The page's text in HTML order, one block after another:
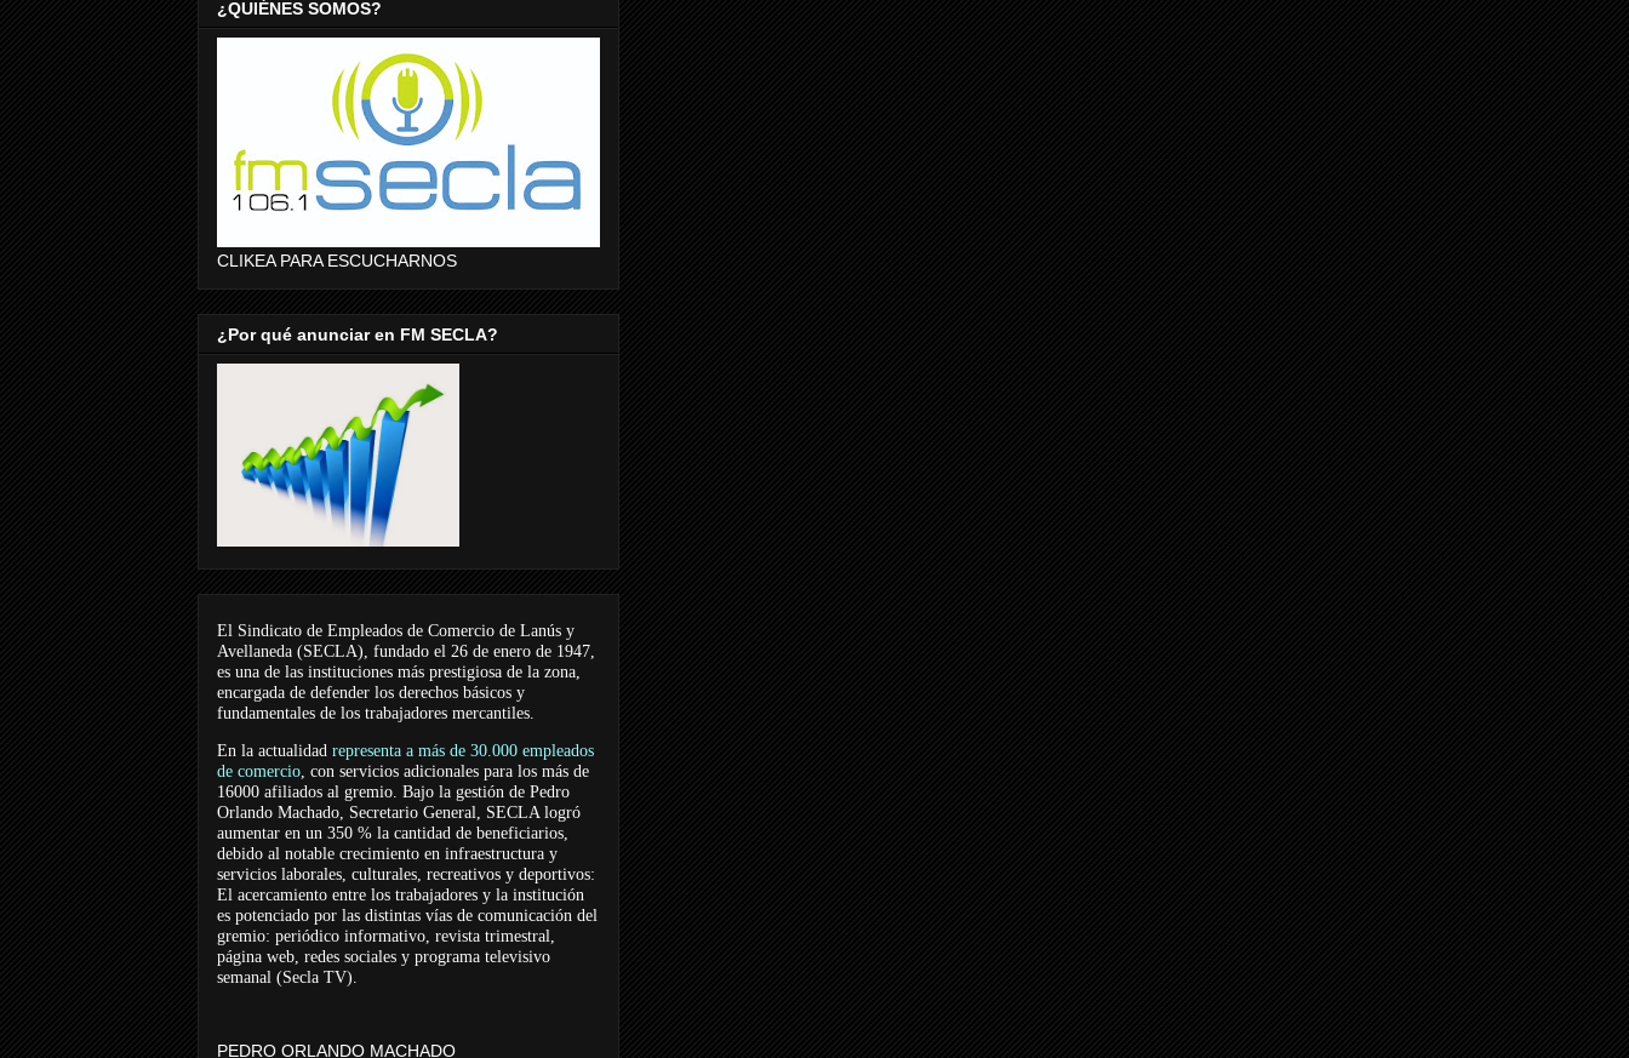
¿QUIÉNES SOMOS?
CLIKEA PARA ESCUCHARNOS
¿Por qué anunciar en FM SECLA?
El Sindicato de Empleados de Comercio de Lanús y
Avellaneda (SECLA), fundado el 26 de enero de 1947,
es una de las instituciones más prestigiosa de la zona,
encargada de defender los derechos básicos y
fundamentales de los trabajadores mercantiles.
En la actualidad representa a más de 30.000 empleados
de comercio, con servicios adicionales para los más de
16000 afiliados al gremio. Bajo la gestión de Pedro
Orlando Machado, Secretario General, SECLA logró
aumentar en un 350 % la cantidad de beneficiarios,
debido al notable crecimiento en infraestructura y
servicios laborales, culturales, recreativos y deportivos:
El acercamiento entre los trabajadores y la institución
es potenciado por las distintas vías de comunicación del
gremio: periódico informativo, revista trimestral,
página web, redes sociales y programa televisivo
semanal (Secla TV).
PEDRO ORLANDO MACHADO